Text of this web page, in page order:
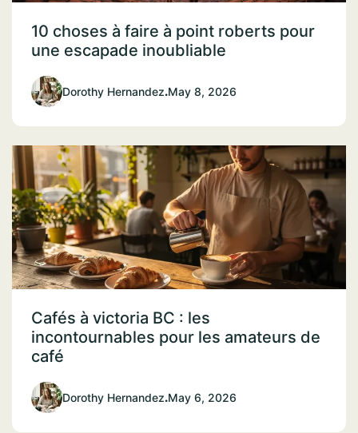
10 choses à faire à point roberts pour
une escapade inoubliable
Dorothy Hernandez.May 8, 2026
Cafés à victoria BC : les
incontournables pour les amateurs de
café
Dorothy Hernandez.May 6, 2026